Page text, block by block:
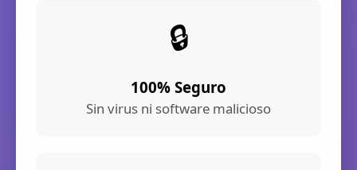
🔒
100% Seguro
Sin virus ni software malicioso